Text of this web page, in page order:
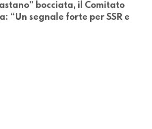
bocciata, il Comitato
“Un segnale forte per SSR e